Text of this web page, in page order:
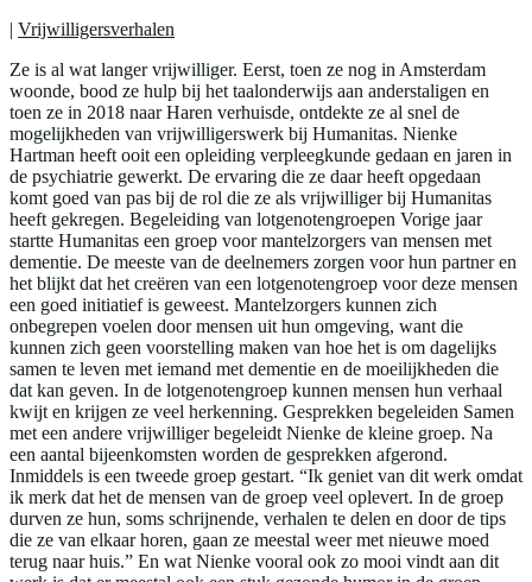
| Vrijwilligersverhalen
Ze is al wat langer vrijwilliger. Eerst, toen ze nog in Amsterdam
woonde, bood ze hulp bij het taalonderwijs aan anderstaligen en
toen ze in 2018 naar Haren verhuisde, ontdekte ze al snel de
mogelijkheden van vrijwilligerswerk bij Humanitas. Nienke
Hartman heeft ooit een opleiding verpleegkunde gedaan en jaren in
de psychiatrie gewerkt. De ervaring die ze daar heeft opgedaan
komt goed van pas bij de rol die ze als vrijwilliger bij Humanitas
heeft gekregen. Begeleiding van lotgenotengroepen Vorige jaar
startte Humanitas een groep voor mantelzorgers van mensen met
dementie. De meeste van de deelnemers zorgen voor hun partner en
het blijkt dat het creëren van een lotgenotengroep voor deze mensen
een goed initiatief is geweest. Mantelzorgers kunnen zich
onbegrepen voelen door mensen uit hun omgeving, want die
kunnen zich geen voorstelling maken van hoe het is om dagelijks
samen te leven met iemand met dementie en de moeilijkheden die
dat kan geven. In de lotgenotengroep kunnen mensen hun verhaal
kwijt en krijgen ze veel herkenning. Gesprekken begeleiden Samen
met een andere vrijwilliger begeleidt Nienke de kleine groep. Na
een aantal bijeenkomsten worden de gesprekken afgerond.
Inmiddels is een tweede groep gestart. “Ik geniet van dit werk omdat
ik merk dat het de mensen van de groep veel oplevert. In de groep
durven ze hun, soms schrijnende, verhalen te delen en door de tips
die ze van elkaar horen, gaan ze meestal weer met nieuwe moed
terug naar huis.” En wat Nienke vooral ook zo mooi vindt aan dit